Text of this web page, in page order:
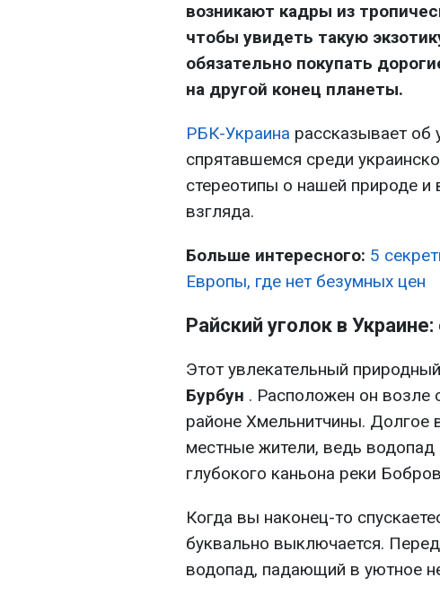
возникают кадры из
чтобы увидеть такую
обязательно покупать
на другой конец планеты.
РБК-Украина рассказывает об
спрятавшемся среди
стереотипы о нашей природе и
взгляда.
Больше интересного: 5
Европы, где нет безумных цен
Райский уголок в
Этот увлекательный
Бурбун . Расположен он возле
районе Хмельнитчины. Долгое
местные жители, ведь
глубокого каньона реки
Когда вы наконец-то
буквально выключается.
водопад, падающий в уютное